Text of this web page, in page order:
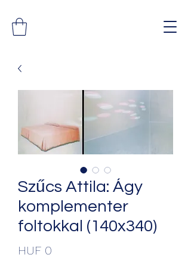
Szűcs Attila: Ágy
komplementer
foltokkal (140x340)
HUF 0